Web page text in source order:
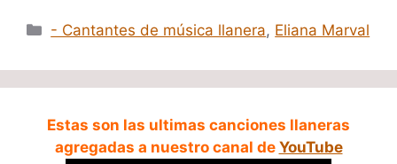
Categorías
- Cantantes de música llanera, Eliana Marval
Estas son las ultimas canciones llaneras
agregadas a nuestro canal de YouTube